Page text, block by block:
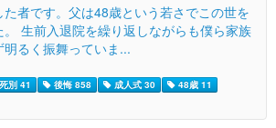
者です。父は48歳という若さでこの世を
生前入退院を繰り返しながらも僕ら家族
るく振舞っていま...
別 41 後悔 858 成人式 30
48歳 11